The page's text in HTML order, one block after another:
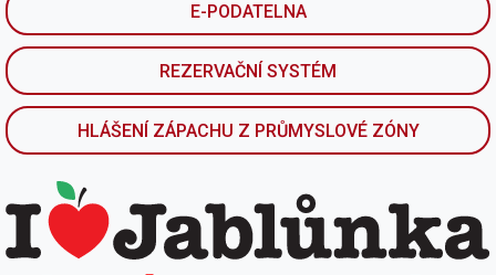
E-PODATELNA
REZERVAČNÍ SYSTÉM
HLÁŠENÍ ZÁPACHU Z PRŮMYSLOVÉ ZÓNY